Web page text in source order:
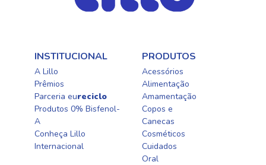
INSTITUCIONAL
A Lillo
Prêmios
Parceria eureciclo
Produtos 0% Bisfenol-
A
Conheça Lillo
Internacional
PRODUTOS
Acessórios
Alimentação
Amamentação
Copos e
Canecas
Cosméticos
Cuidados
Oral​